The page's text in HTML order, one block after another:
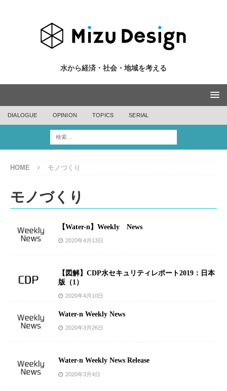
水から経済・社会・地域を考える
DIALOGUE OPINION TOPICS SERIAL
HOME モノづくり
モノづくり
【Water-n】Weekly News
2020年4月13日
【図解】CDP水セキュリティレポート2019：日本
版（1）
2020年4月10日
Water-n Weekly News
2020年3月26日
Water-n Weekly News Release
2020年3月4日